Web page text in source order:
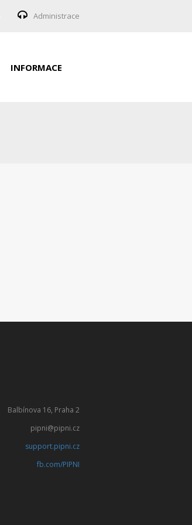
Administrace
INFORMACE
Balbínova 16, Praha 2
pipni@pipni.cz
support.pipni.cz
fb.com/PIPNI